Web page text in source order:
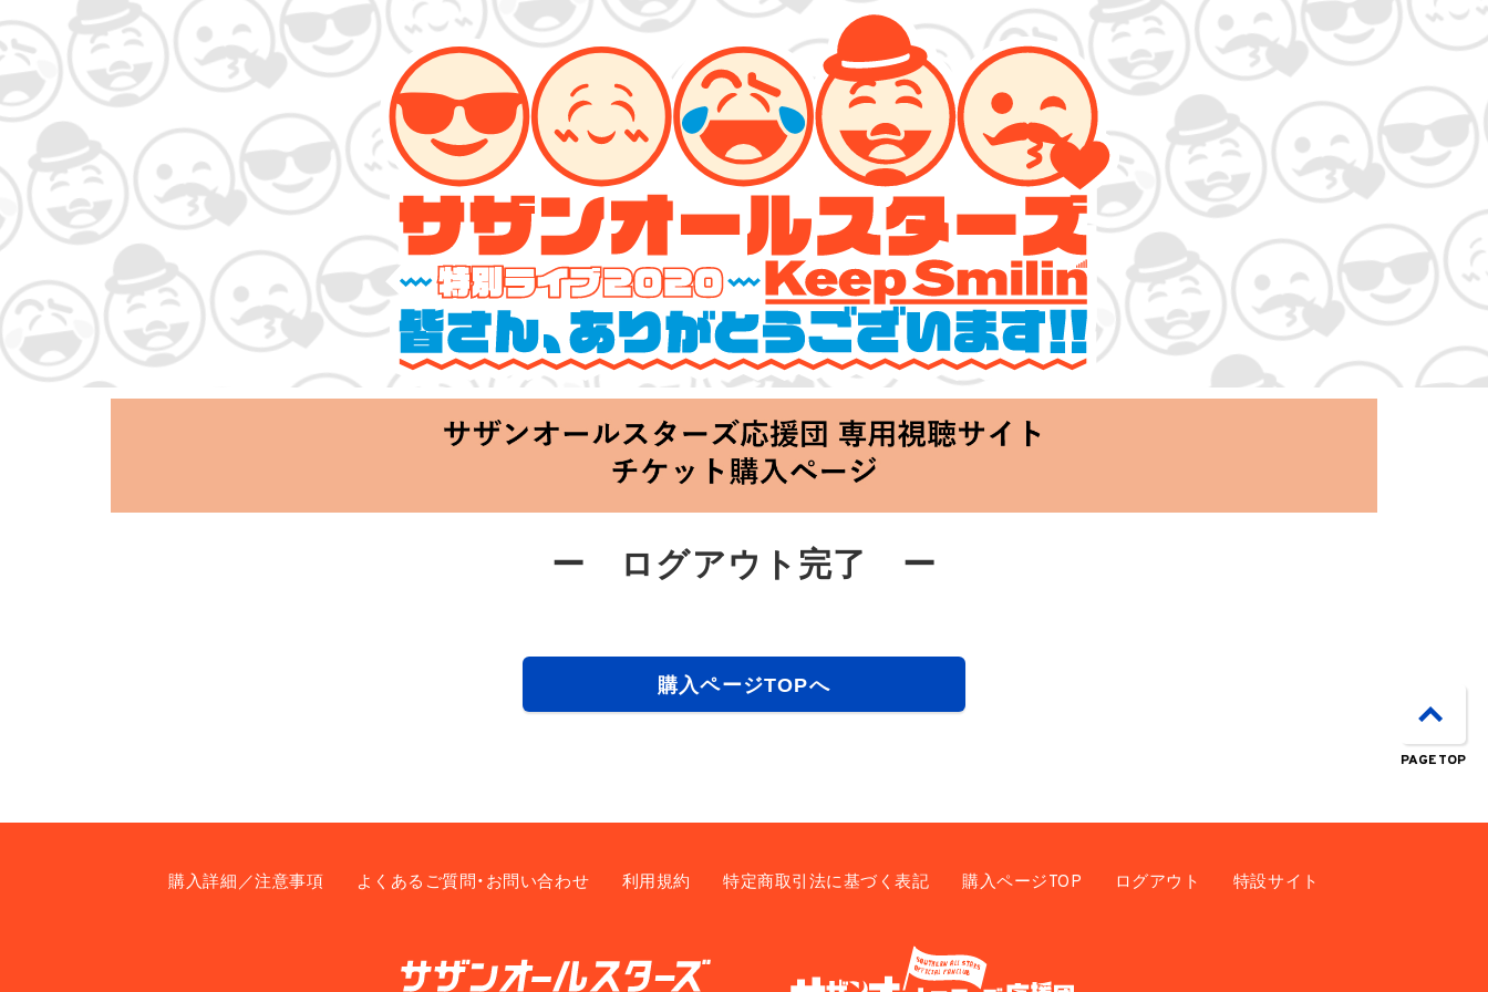
サザンオールスターズ 特別ライブ 2020
「Keep Smilin’～皆さん、ありがとうございます!!～」
2020.06.25 Thu 20:00 Start at 横浜アリーナ
ー ログアウト完了 ー
購入ページTOPへ
購入詳細／注意事項 よくあるご質問・お問い合わせ 利用規約 特定商取引法に基づく表記 購入ページTOP ログアウト 特設サイト
PAGE TOP